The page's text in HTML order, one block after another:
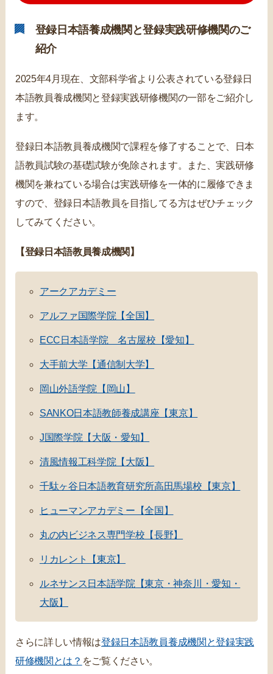
登録日本語養成機関と登録実践研修機関のご
紹介
2025年4月現在、文部科学省より公表されている登録日
本語教員養成機関と登録実践研修機関の一部をご紹介し
ます。
登録日本語教員養成機関で課程を修了することで、日本
語教員試験の基礎試験が免除されます。また、実践研修
機関を兼ねている場合は実践研修を一体的に履修できま
すので、登録日本語教員を目指してる方はぜひチェック
してみてください。
【登録日本語教員養成機関】
アークアカデミー
アルファ国際学院【全国】
ECC日本語学院 名古屋校【愛知】
大手前大学【通信制大学】
岡山外語学院【岡山】
SANKO日本語教師養成講座【東京】
J国際学院【大阪・愛知】
清風情報工科学院【大阪】
千駄ヶ谷日本語教育研究所高田馬場校【東京】
ヒューマンアカデミー【全国】
丸の内ビジネス専門学校【長野】
リカレント【東京】
ルネサンス日本語学院【東京・神奈川・愛知・
大阪】
さらに詳しい情報は登録日本語教員養成機関と登録実践
研修機関とは？ をご覧ください。